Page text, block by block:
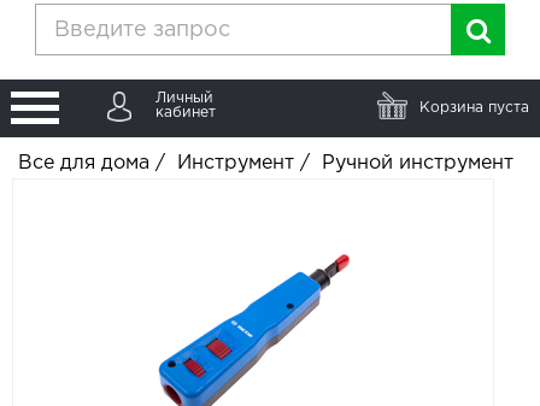
Личный
кабинет
Корзина пуста
Все для дома / Инструмент / Ручной инструмент